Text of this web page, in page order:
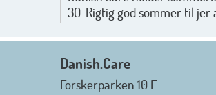
30. Rigtig god sommer til jer
Anders, Helle og Malthe
Danish.Care
Forskerparken 10 E